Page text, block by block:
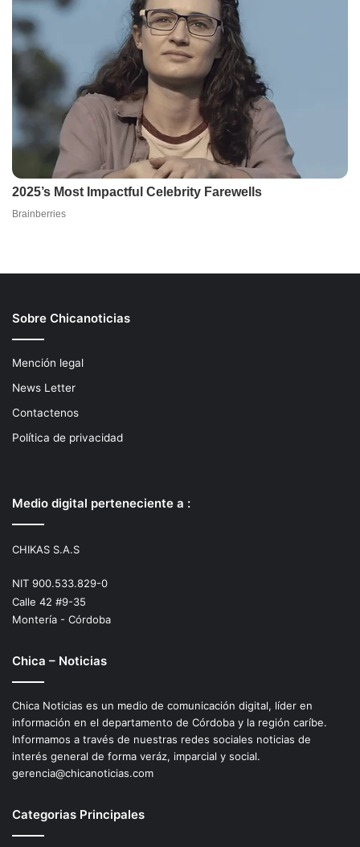
Sobre Chicanoticias
Mención legal
News Letter
Contactenos
Política de privacidad
Medio digital perteneciente a :
CHIKAS S.A.S
NIT 900.533.829-0
Calle 42 #9-35
Montería - Córdoba
Chica – Noticias
Chica Noticias es un medio de comunicación digital, líder en
información en el departamento de Córdoba y la región caríbe.
Informamos a través de nuestras redes sociales noticias de
interés general de forma veráz, imparcial y social.
gerencia@chicanoticias.com
Categorias Principales